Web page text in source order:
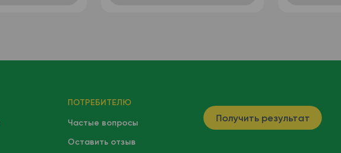
ПОТРЕБИТЕЛЮ
Частые вопросы
Оставить отзыв
Получить результат